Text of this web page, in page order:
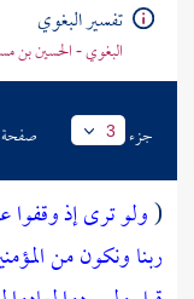
تفسير البغوي
البغوي - الحسين بن
جزء 3 صفحة
(ولو ترى إذ وقفوا
ربنا ونكون من